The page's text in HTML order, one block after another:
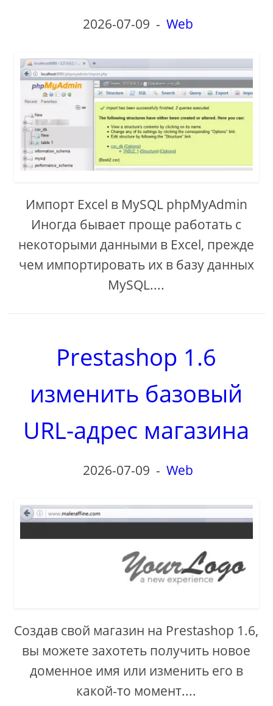
2026-07-09 - Web
Импорт Excel в MySQL phpMyAdmin
Иногда бывает проще работать с
некоторыми данными в Excel, прежде
чем импортировать их в базу данных
MySQL....
Prestashop 1.6
изменить базовый
URL-адрес магазина
2026-07-09 - Web
Создав свой магазин на Prestashop 1.6,
вы можете захотеть получить новое
доменное имя или изменить его в
какой-то момент....